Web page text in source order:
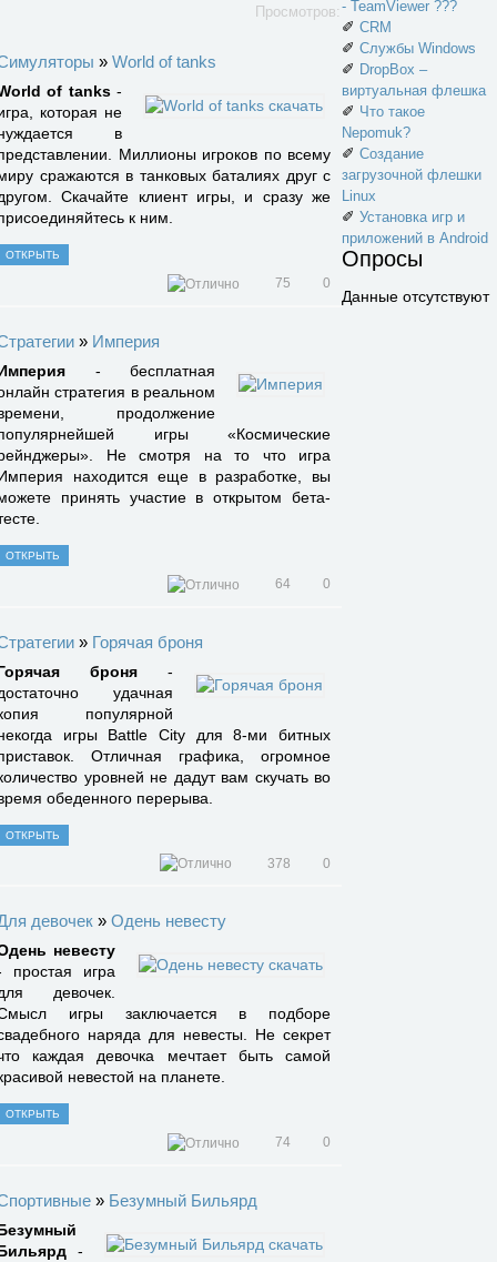
Просмотров:
» World of tanks
of tanks-
которая не
в
Миллионы игроков по всему
сражаются в танковых баталиях друг с
Скачайте клиент игры, и сразу же
к ним.
ОТКРЫТЬ
75 0
» Империя
- бесплатная
стратегия в реальном
продолжение
игры «Космические
Не смотря на то что игра
находится еще в разработке, вы
принять участие в открытом бета-
ОТКРЫТЬ
64 0
» Горячая броня
броня -
удачная
популярной
игры Battle City для 8-ми битных
Отличная графика, огромное
уровней не дадут вам скучать во
обеденного перерыва.
ОТКРЫТЬ
378 0
девочек » Одень невесту
невесту
простая игра
девочек.
игры заключается в подборе
наряда для невесты. Не секрет
каждая девочка мечтает быть самой
невестой на планете.
ОТКРЫТЬ
74 0
» Безумный Бильярд
-
- TeamViewer ???
✐ CRM
✐ Службы Windows
✐ DropBox –
виртуальная флешка
✐ Что такое
Nepomuk?
✐ Создание
загрузочной флешки
Linux
✐ Установка игр и
приложений в Android
Опросы
Данные отсутствуют